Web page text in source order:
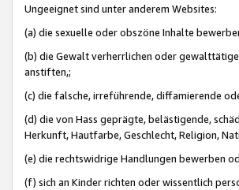
Ungeeignet sind unter anderem Websites:
(a) die sexuelle oder obszöne Inhalte
(b) die Gewalt verherrlichen oder
anstiften,;
(c) die falsche, irreführende, diffamierende
(d) die von Hass geprägte, belästigende,
Herkunft, Hautfarbe, Geschlecht, Religion,
(e) die rechtswidrige Handlungen bewerben
(f) sich an Kinder richten oder wissentlich